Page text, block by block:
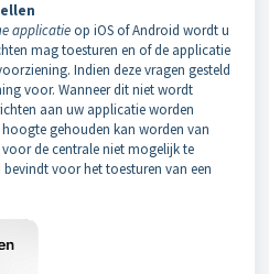
applicatieop iOS of Android wordt u
mag toesturen en of de applicatie
Indien deze vragen gesteld
voor. Wanneer dit niet wordt
aan uw applicatie worden
gehouden kan worden van
de centrale niet mogelijk te
voor het toesturen van een